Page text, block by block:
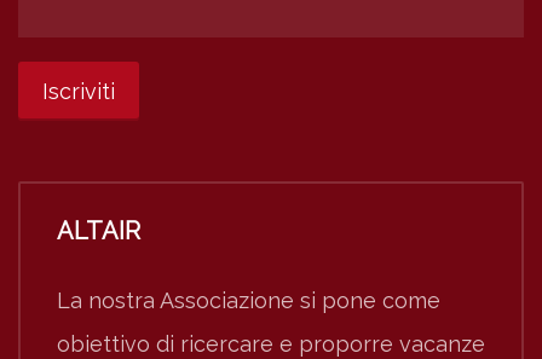
ALTAIR
La nostra Associazione si pone come
obiettivo di ricercare e proporre vacanze